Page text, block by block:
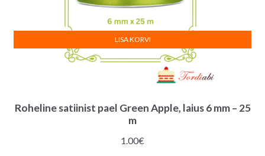
Roheline satiinist pael Green Apple, laius 6 mm – 25
m
1.00€
LISA KORVI